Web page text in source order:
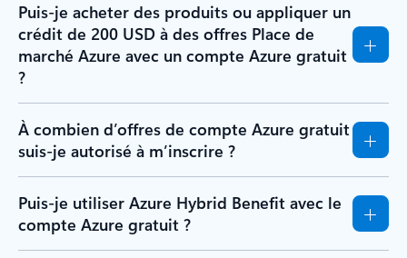
Puis-je acheter des produits ou appliquer un
crédit de 200 USD à des offres Place de
marché Azure avec un compte Azure gratuit
?
À combien d’offres de compte Azure gratuit
suis-je autorisé à m’inscrire ?
Puis-je utiliser Azure Hybrid Benefit avec le
compte Azure gratuit ?